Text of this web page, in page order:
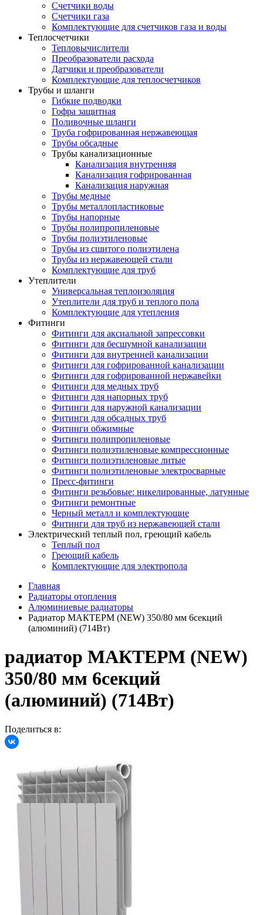
Счетчики воды
Счетчики газа
Комплектующие для счетчиков газа и воды
Теплосчетчики
Тепловычислители
Преобразователи расхода
Датчики и преобразователи
Комплектующие для теплосчетчиков
Трубы и шланги
Гибкие подводки
Гофра защитная
Поливочные шланги
Труба гофрированная нержавеющая
Трубы обсадные
Трубы канализационные
Канализация внутренняя
Канализация гофрированная
Канализация наружная
Трубы медные
Трубы металлопластиковые
Трубы напорные
Трубы полипропиленовые
Трубы полиэтиленовые
Трубы из сшитого полиэтилена
Трубы из нержавеющей стали
Комплектующие для труб
Утеплители
Универсальная теплоизоляция
Утеплители для труб и теплого пола
Комплектующие для утепления
Фитинги
Фитинги для аксиальной запрессовки
Фитинги для бесшумной канализации
Фитинги для внутренней канализации
Фитинги для гофрированной канализации
Фитинги для гофрированной нержавейки
Фитинги для медных труб
Фитинги для напорных труб
Фитинги для наружной канализации
Фитинги для обсадных труб
Фитинги обжимные
Фитинги полипропиленовые
Фитинги полиэтиленовые компрессионные
Фитинги полиэтиленовые литые
Фитинги полиэтиленовые электросварные
Пресс-фитинги
Фитинги резьбовые: никелированные, латунные
Фитинги ремонтные
Черный металл и комплектующие
Фитинги для труб из нержавеющей стали
Электрический теплый пол, греющий кабель
Теплый пол
Греющий кабель
Комплектующие для электропола
Главная
Радиаторы отопления
Алюминиевые радиаторы
Радиатор МАКТЕРМ (NEW) 350/80 мм 6секций
(алюминий) (714Вт)
радиатор МАКТЕРМ (NEW)
350/80 мм 6секций
(алюминий) (714Вт)
Поделиться в: